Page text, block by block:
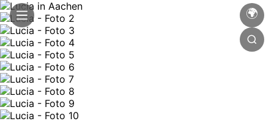
🌍